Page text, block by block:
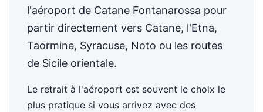
l'aéroport de Catane Fontanarossa pour
partir directement vers Catane, l'Etna,
Taormine, Syracuse, Noto ou les routes
de Sicile orientale.
Le retrait à l'aéroport est souvent le choix le
plus pratique si vous arrivez avec des